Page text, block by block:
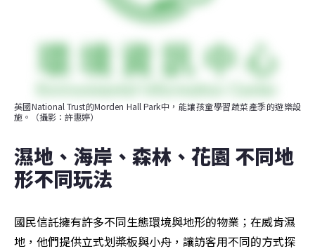
英國National Trust的Morden Hall Park中，能讓孩童學習蔬菜產季的遊樂設
施。（攝影：許惠婷）
濕地、海岸、森林、花園 不同地
形不同玩法
國民信託擁有許多不同生態環境與地形的物業；在威肯濕
地，他們提供立式划槳板與小舟，讓訪客用不同的方式探